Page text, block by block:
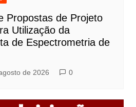
Propostas de Projeto
Utilização da
de Espectrometria de
de 2026 0